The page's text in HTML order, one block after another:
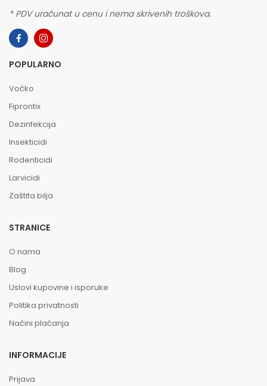
* PDV uračunat u cenu i nema skrivenih troškova.
POPULARNO
Voćko
Fiprontix
Dezinfekcija
Insekticidi
Rodenticidi
Larvicidi
Zaštita bilja
STRANICE
O nama
Blog
Uslovi kupovine i isporuke
Politika privatnosti
Načini plaćanja
INFORMACIJE
Prijava